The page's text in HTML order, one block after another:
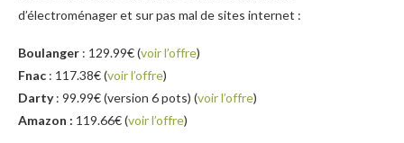
d’électroménager et sur pas mal de sites internet :
Boulanger : 129.99€(voir l’offre)
Fnac : 117.38€ (voir l’offre)
Darty: 99.99€ (version 6 pots) (voir l’offre)
Amazon : 119.66€ (voir l’offre)